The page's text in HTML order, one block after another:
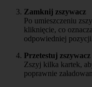
Zamknij zszywacz
Po umieszczeniu
kliknięcie, co
odpowiedniej
Przetestuj zszywacz
Zszyj kilka kartek,
poprawnie